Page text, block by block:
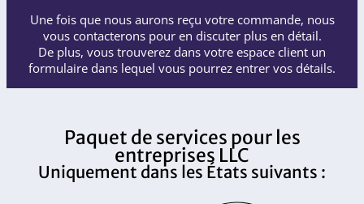
Une fois que nous aurons reçu votre commande, nous
vous contacterons pour en discuter plus en détail.
De plus, vous trouverez dans votre espace client un
formulaire dans lequel vous pourrez entrer vos détails.
Paquet de services pour les
entreprises LLC
Uniquement dans les États suivants :